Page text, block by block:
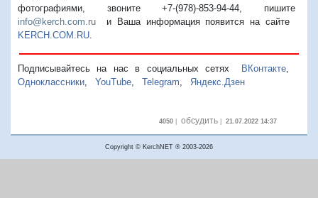
фотографиями, звоните +7-(978)-853-94-44, пишите
info@kerch.com.ru и Ваша информация появится на сайте
KERCH.COM.RU.
Подписывайтесь на нас в социальных сетях ВКонтакте,
Одноклассники, YouTube, Telegram, Яндекс.Дзен
4050| обсудить| 21.07.2022 14:37
Copyright © KerchNET ® 2003-2026